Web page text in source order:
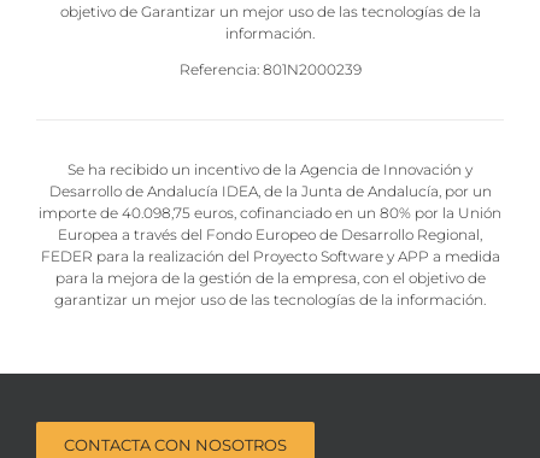
objetivo de Garantizar un mejor uso de las tecnologías de la
información.
Referencia: 801N2000239
Se ha recibido un incentivo de la Agencia de Innovación y
Desarrollo de Andalucía IDEA, de la Junta de Andalucía, por un
importe de 40.098,75 euros, cofinanciado en un 80% por la Unión
Europea a través del Fondo Europeo de Desarrollo Regional,
FEDER para la realización del Proyecto Software y APP a medida
para la mejora de la gestión de la empresa, con el objetivo de
garantizar un mejor uso de las tecnologías de la información.
CONTACTA CON NOSOTROS